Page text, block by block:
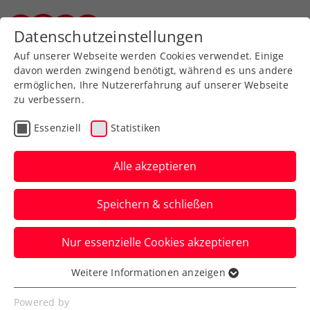
Zurück zur Newsübersicht
Turniere
Danube Upper Austria
Open powered by SKE:
Pouille begeistert und
triumphiert
Der Ex-Weltranglistenzehnte lässt im
Titelkampf des ATP-Challengers in
Mauthausen Jozef Kovalik keine Chance.
Datenschutzeinstellungen
Auf unserer Webseite werden Cookies verwendet. Einige
davon werden zwingend benötigt, während es uns andere
ermöglichen, Ihre Nutzererfahrung auf unserer Webseite
zu verbessern.
Essenziell Statistiken
Alle akzeptieren
Speichern & schließen
Nur essenzielle Cookies akzeptieren
Essenziell
Essenzielle Cookies werden für grundlegende
Weitere Informationen anzeigen
Powered by